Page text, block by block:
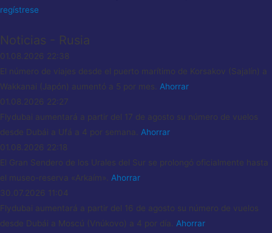
regístrese
Noticias - Rusia
01.08.2026 22:38
El número de viajes desde el puerto marítimo de Korsakov (Sajalín) a
Wakkanai (Japón) aumentó a 5 por mes. Ahorrar
01.08.2026 22:27
Flydubai aumentará a partir del 17 de agosto su número de vuelos
desde Dubái a Ufá a 4 por semana. Ahorrar
01.08.2026 22:18
El Gran Sendero de los Urales del Sur se prolongó oficialmente hasta
el museo-reserva «Arkaím». Ahorrar
30.07.2026 11:04
Flydubai aumentará a partir del 16 de agosto su número de vuelos
desde Dubái a Moscú (Vnúkovo) a 4 por día. Ahorrar